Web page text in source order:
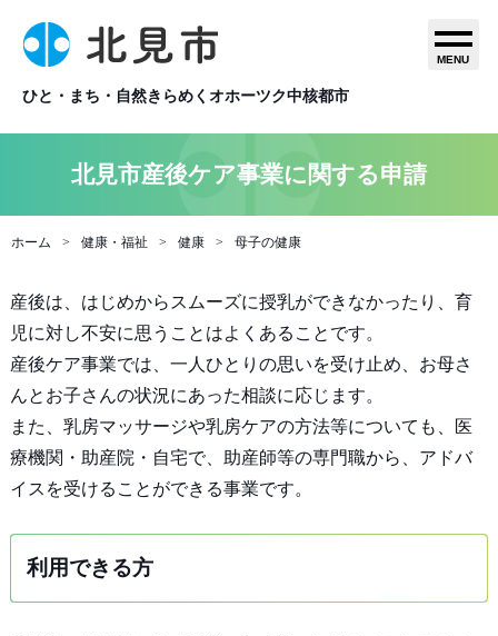
ひと・まち・自然きらめくオホーツク中核都市
MENU
北見市産後ケア事業に関する申請
ホーム 健康・福祉 健康 母子の健康
産後は、はじめからスムーズに授乳ができなかったり、育
児に対し不安に思うことはよくあることです。
産後ケア事業では、一人ひとりの思いを受け止め、お母さ
んとお子さんの状況にあった相談に応じます。
また、乳房マッサージや乳房ケアの方法等についても、医
療機関・助産院・自宅で、助産師等の専門職から、アドバ
イスを受けることができる事業です。
利用できる方